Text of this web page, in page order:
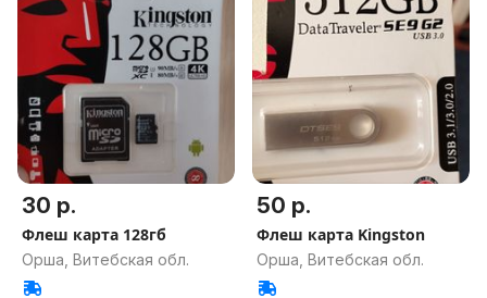
30 р.
Флеш карта 128гб
Орша, Витебская обл.
50 р.
Флеш карта Kingston
Орша, Витебская обл.